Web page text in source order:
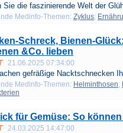
Sie die faszinierende Welt der
Medinfo-Themen: Zyklus;
Schreck, Bienen-
&Co. lieben
21.06.2025 07:34:00
gefräßige Nacktschnecken
Medinfo-Themen: Helminthosen;
für Gemüse: So
24.03.2025 14:47:00